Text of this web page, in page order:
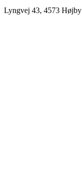
Lyngvej 43, 4573 Højby